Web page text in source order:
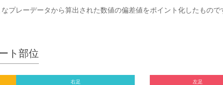
プレーデータから算出された数値の偏差値をポイント化したもので
ト部位
右足 左足